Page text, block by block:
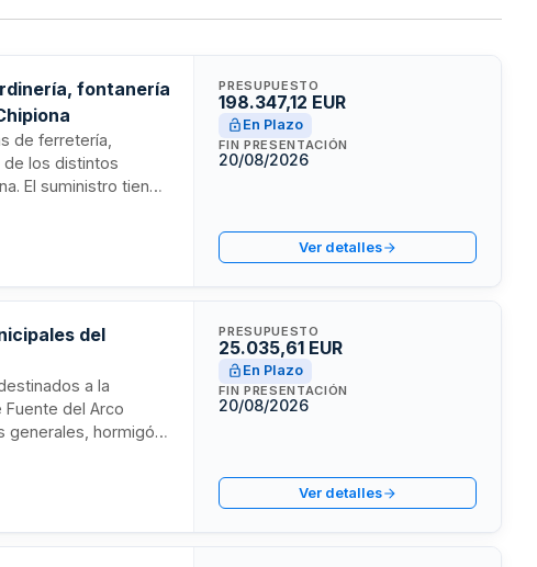
fontanería
de ferretería,
de los distintos
El suministro tiene
y zonas verdes
PRESUPUESTO
198.347,12 EUR
En Plazo
FIN PRESENTACIÓN
20/08/2026
Ver detalles
del
a la
Fuente del Arco
generales, hormigón,
nichos y nave en la
medios propios
PRESUPUESTO
25.035,61 EUR
En Plazo
FIN PRESENTACIÓN
20/08/2026
Ver detalles